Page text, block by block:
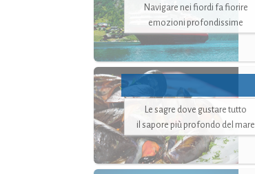
Navigare nei fiordi fa fiorire
emozioni profondissime
Le sagre dove gustare tutto
il sapore più profondo del mare